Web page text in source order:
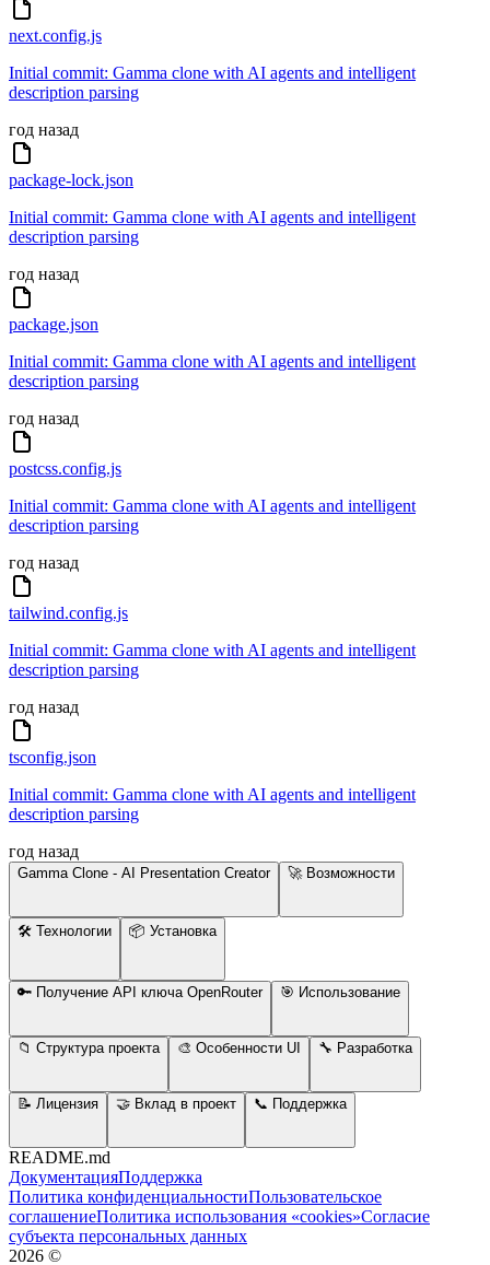
next.config.js
Initial commit: Gamma clone with AI agents and intelligent
description parsing
год назад
package-lock.json
Initial commit: Gamma clone with AI agents and intelligent
description parsing
год назад
package.json
Initial commit: Gamma clone with AI agents and intelligent
description parsing
год назад
postcss.config.js
Initial commit: Gamma clone with AI agents and intelligent
description parsing
год назад
tailwind.config.js
Initial commit: Gamma clone with AI agents and intelligent
description parsing
год назад
tsconfig.json
Initial commit: Gamma clone with AI agents and intelligent
description parsing
год назад
Gamma Clone - AI Presentation Creator 🚀 Возможности
🛠 Технологии 📦 Установка
🔑 Получение API ключа OpenRouter 🎯 Использование
📁 Структура проекта 🎨 Особенности UI 🔧 Разработка
📝 Лицензия 🤝 Вклад в проект 📞 Поддержка
README.md
ДокументацияПоддержка
Политика конфиденциальностиПользовательское
соглашениеПолитика использования «cookies»Согласие
субъекта персональных данных
2026 ©